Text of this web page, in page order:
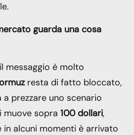
guarda una cosa
messaggio è molto
resta di fatto bloccato,
prezzare uno scenario
muove sopra 100 dollari,
alcuni momenti è arrivato